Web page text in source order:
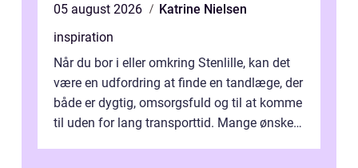
05 august 2026
Katrine Nielsen
inspiration
Når du bor i eller omkring Stenlille, kan det
være en udfordring at finde en tandlæge, der
både er dygtig, omsorgsfuld og til at komme
til uden for lang transporttid. Mange ønsker